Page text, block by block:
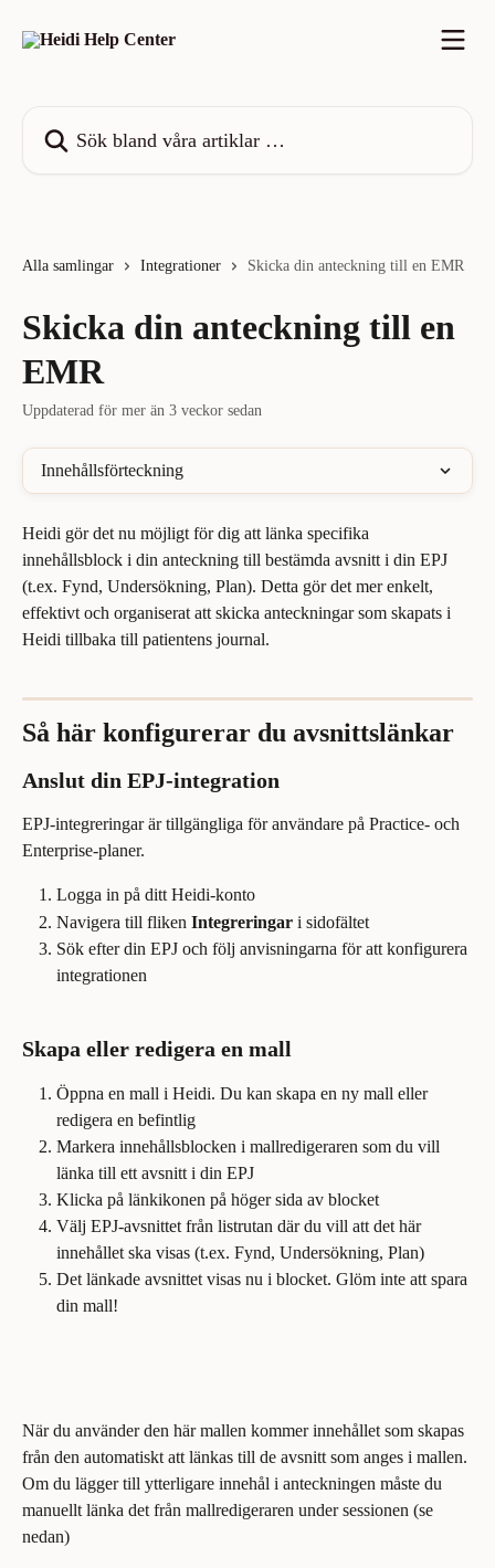
Alla samlingar Integrationer Skicka din anteckning till en EMR
Skicka din anteckning till en
EMR
Uppdaterad för mer än 3 veckor sedan
Innehållsförteckning
Heidi gör det nu möjligt för dig att länka specifika
innehållsblock i din anteckning till bestämda avsnitt i din EPJ
(t.ex. Fynd, Undersökning, Plan). Detta gör det mer enkelt,
effektivt och organiserat att skicka anteckningar som skapats i
Heidi tillbaka till patientens journal.
Så här konfigurerar du avsnittslänkar
Anslut din EPJ-integration
EPJ-integreringar är tillgängliga för användare på Practice- och
Enterprise-planer.
Logga in på ditt Heidi-konto
Navigera till fliken Integreringar i sidofältet
Sök efter din EPJ och följ anvisningarna för att konfigurera
integrationen
Skapa eller redigera en mall
Öppna en mall i Heidi. Du kan skapa en ny mall eller
redigera en befintlig
Markera innehållsblocken i mallredigeraren som du vill
länka till ett avsnitt i din EPJ
Klicka på länkikonen på höger sida av blocket
Välj EPJ-avsnittet från listrutan där du vill att det här
innehållet ska visas (t.ex. Fynd, Undersökning, Plan)
Det länkade avsnittet visas nu i blocket. Glöm inte att spara
din mall!
När du använder den här mallen kommer innehållet som skapas
från den automatiskt att länkas till de avsnitt som anges i mallen.
Om du lägger till ytterligare innehål i anteckningen måste du
manuellt länka det från mallredigeraren under sessionen (se
nedan)